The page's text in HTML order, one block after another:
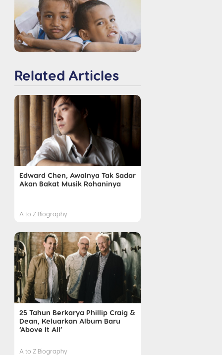
Related Articles
Edward Chen, Awalnya Tak Sadar
Akan Bakat Musik Rohaninya
A to Z Biography
25 Tahun Berkarya Phillip Craig &
Dean, Keluarkan Album Baru
‘Above It All’
A to Z Biography